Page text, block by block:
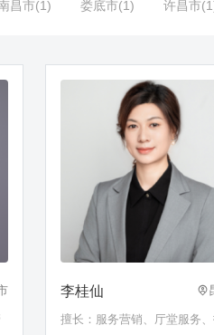
昌市(1) 娄底市(1) 许昌市
李桂仙
擅长：服务营销、厅堂服务